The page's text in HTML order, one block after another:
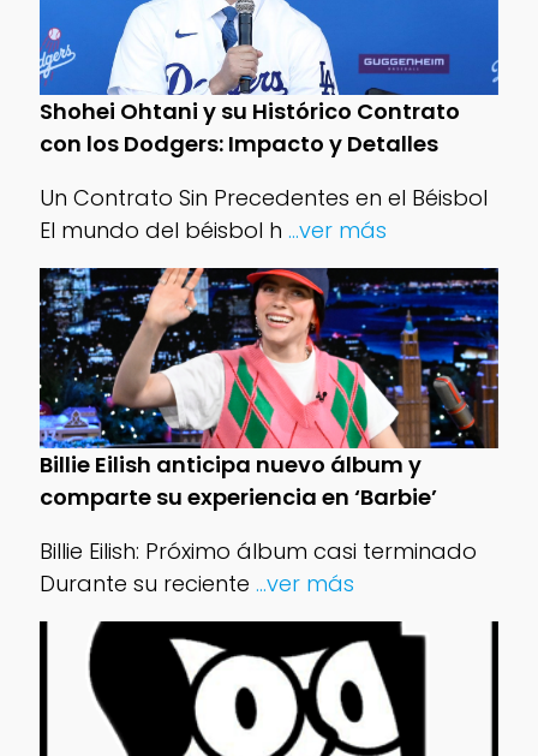
Shohei Ohtani y su Histórico Contrato
con los Dodgers: Impacto y Detalles
Un Contrato Sin Precedentes en el Béisbol
El mundo del béisbol h ...ver más
Billie Eilish anticipa nuevo álbum y
comparte su experiencia en ‘Barbie’
Billie Eilish: Próximo álbum casi terminado
Durante su reciente ...ver más